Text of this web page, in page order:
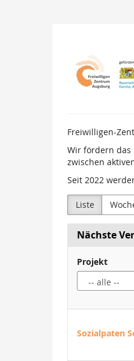
Freiwilligen-
Wir fördern das
zwischen
Seit 2022
Liste
Nächste
Projekt
Sozialpaten